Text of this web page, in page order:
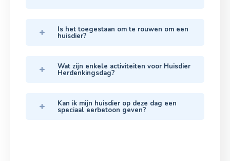
Is het toegestaan om te rouwen om een
huisdier?
Wat zijn enkele activiteiten voor Huisdier
Herdenkingsdag?
Kan ik mijn huisdier op deze dag een
speciaal eerbetoon geven?